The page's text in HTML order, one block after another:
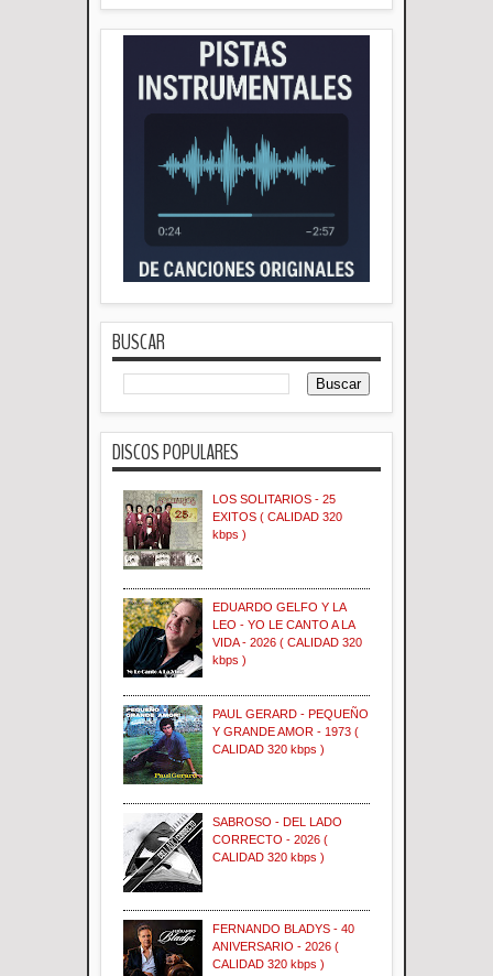
BUSCAR
DISCOS POPULARES
LOS SOLITARIOS - 25
EXITOS ( CALIDAD 320
kbps )
EDUARDO GELFO Y LA
LEO - YO LE CANTO A LA
VIDA - 2026 ( CALIDAD 320
kbps )
PAUL GERARD - PEQUEÑO
Y GRANDE AMOR - 1973 (
CALIDAD 320 kbps )
SABROSO - DEL LADO
CORRECTO - 2026 (
CALIDAD 320 kbps )
FERNANDO BLADYS - 40
ANIVERSARIO - 2026 (
CALIDAD 320 kbps )